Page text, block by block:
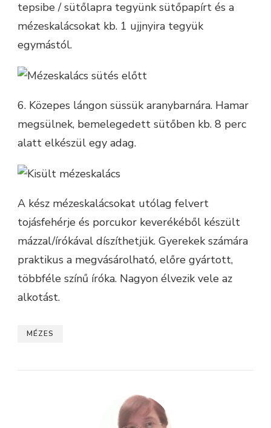
tepsibe / sütőlapra tegyünk sütőpapírt és a
mézeskalácsokat kb. 1 ujjnyira tegyük
egymástól.
6. Közepes lángon süssük aranybarnára. Hamar
megsülnek, bemelegedett sütőben kb. 8 perc
alatt elkészül egy adag.
A kész mézeskalácsokat utólag felvert
tojásfehérje és porcukor keverékéből készült
mázzal/írókával díszíthetjük. Gyerekek számára
praktikus a megvásárolható, előre gyártott,
többféle színű íróka. Nagyon élvezik vele az
alkotást.
MÉZES